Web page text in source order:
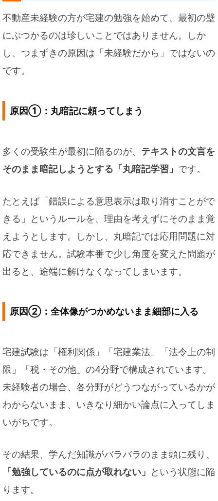
不動産未経験の方が宅建の勉強を始めて、最初の壁
にぶつかるのは珍しいことではありません。しか
し、つまずきの原因は「未経験だから」ではないの
です。
原因①：丸暗記に頼ってしまう
多くの受験生が最初に陥るのが、 テキストの文言を
そのまま暗記しようとする「丸暗記学習」 です。
たとえば「錯誤による意思表示は取り消すことがで
きる」というルールを、理由を考えずにそのまま覚
えようとします。しかし、丸暗記では応用問題に対
応できません。試験本番で少し角度を変えた問題が
出ると、途端に解けなくなってしまいます。
原因②：全体像がつかめないまま細部に入る
宅建試験は「権利関係」「宅建業法」「法令上の制
限」「税・その他」の4分野で構成されています。
未経験者の場合、各分野がどうつながっているかが
わからないまま、いきなり細かい論点に入ってしま
いがちです。
その結果、学んだ知識がバラバラのまま頭に残り、
「勉強しているのに点が取れない」 という状態に陥
ります。